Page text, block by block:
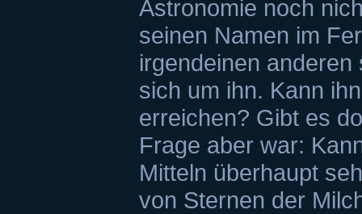
Astronomie noch
seinen Namen im
irgendeinen
sich um ihn. Kann
erreichen? Gibt es
Frage aber war:
Mitteln überhaupt
von Sternen der